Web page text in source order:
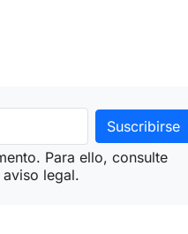
Para ello, consulte
legal.